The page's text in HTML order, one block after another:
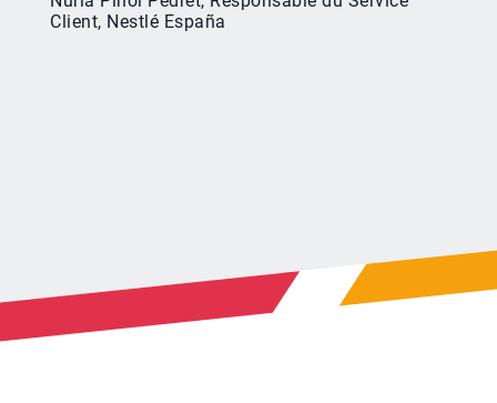
Client, Nestlé España